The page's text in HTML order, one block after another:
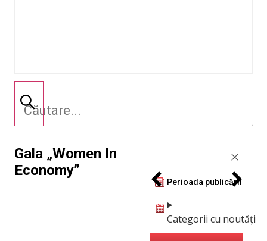
Gala „Women In
Economy”
Perioada publicării
Categorii cu noutăți